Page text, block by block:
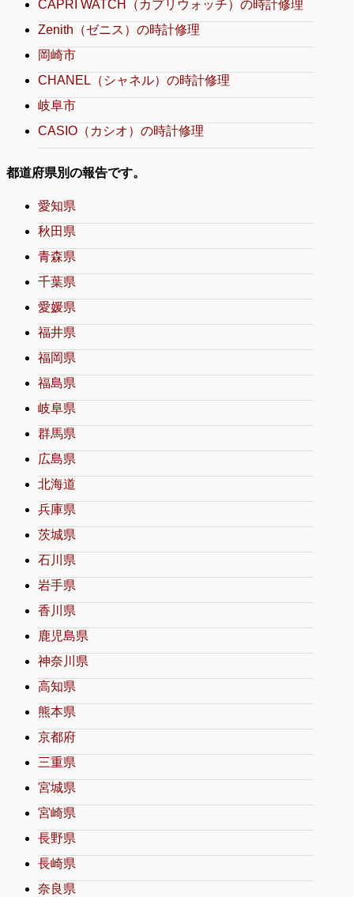
CAPRI WATCH（カプリウォッチ）の時計修理
Zenith（ゼニス）の時計修理
岡崎市
CHANEL（シャネル）の時計修理
岐阜市
CASIO（カシオ）の時計修理
都道府県別の報告です。
愛知県
秋田県
青森県
千葉県
愛媛県
福井県
福岡県
福島県
岐阜県
群馬県
広島県
北海道
兵庫県
茨城県
石川県
岩手県
香川県
鹿児島県
神奈川県
高知県
熊本県
京都府
三重県
宮城県
宮崎県
長野県
長崎県
奈良県